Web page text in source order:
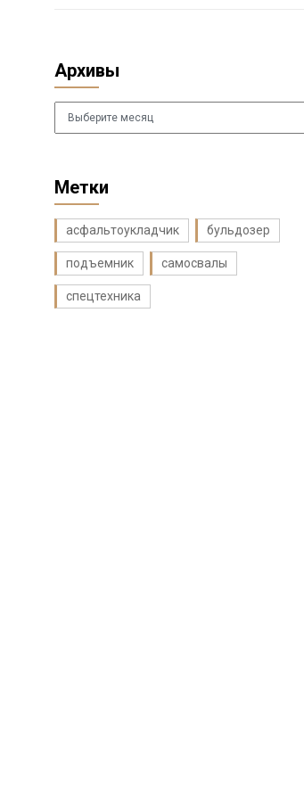
Архивы
Архивы
Метки
асфальтоукладчик бульдозер
подъемник самосвалы
спецтехника